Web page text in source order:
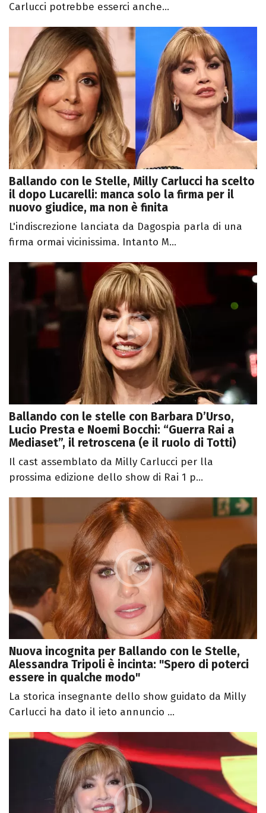
Carlucci potrebbe esserci anche...
Ballando con le Stelle, Milly Carlucci ha scelto
il dopo Lucarelli: manca solo la firma per il
nuovo giudice, ma non è finita
L'indiscrezione lanciata da Dagospia parla di una
firma ormai vicinissima. Intanto M...
Ballando con le stelle con Barbara D’Urso,
Lucio Presta e Noemi Bocchi: “Guerra Rai a
Mediaset”, il retroscena (e il ruolo di Totti)
Il cast assemblato da Milly Carlucci per lla
prossima edizione dello show di Rai 1 p...
Nuova incognita per Ballando con le Stelle,
Alessandra Tripoli è incinta: "Spero di poterci
essere in qualche modo"
La storica insegnante dello show guidato da Milly
Carlucci ha dato il ieto annuncio ...